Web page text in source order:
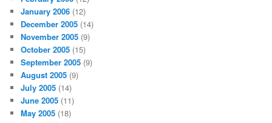
January 2006 (12)
December 2005 (14)
November 2005 (9)
October 2005 (15)
September 2005 (9)
August 2005 (9)
July 2005 (14)
June 2005 (11)
May 2005 (18)